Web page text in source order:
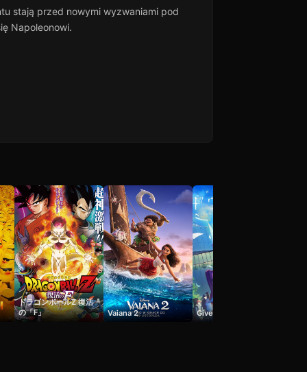
stają przed nowymi wyzwaniami pod
Napoleonowi.
ドラゴンボールZ 復活
の「F」
Vaiana 2 Given Movie